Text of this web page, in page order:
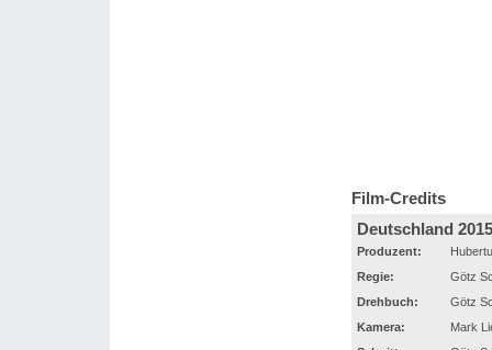
Film-Credits
Deutschland 2015
Produzent:
Regie:
Götz
Drehbuch:
Götz
Kamera:
Mark